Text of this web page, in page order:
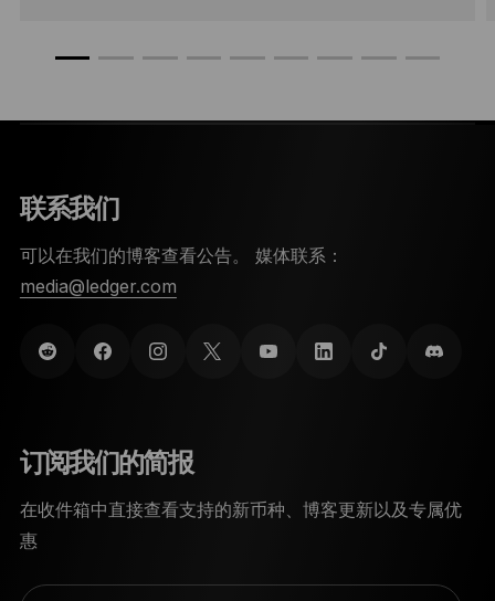
联系我们
可以在我们的博客查看公告。 媒体联系：
media@ledger.com
订阅我们的简报
在收件箱中直接查看支持的新币种、博客更新以及专属优
惠